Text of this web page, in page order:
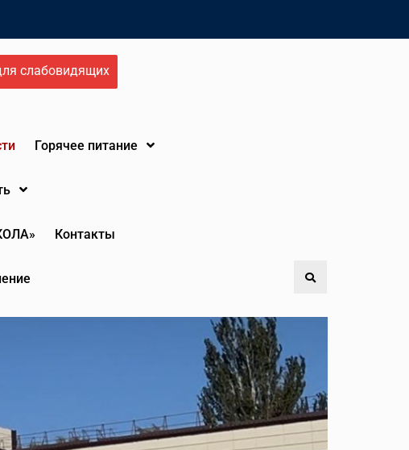
Горячее питание
Контакты
Search
слабовидящих